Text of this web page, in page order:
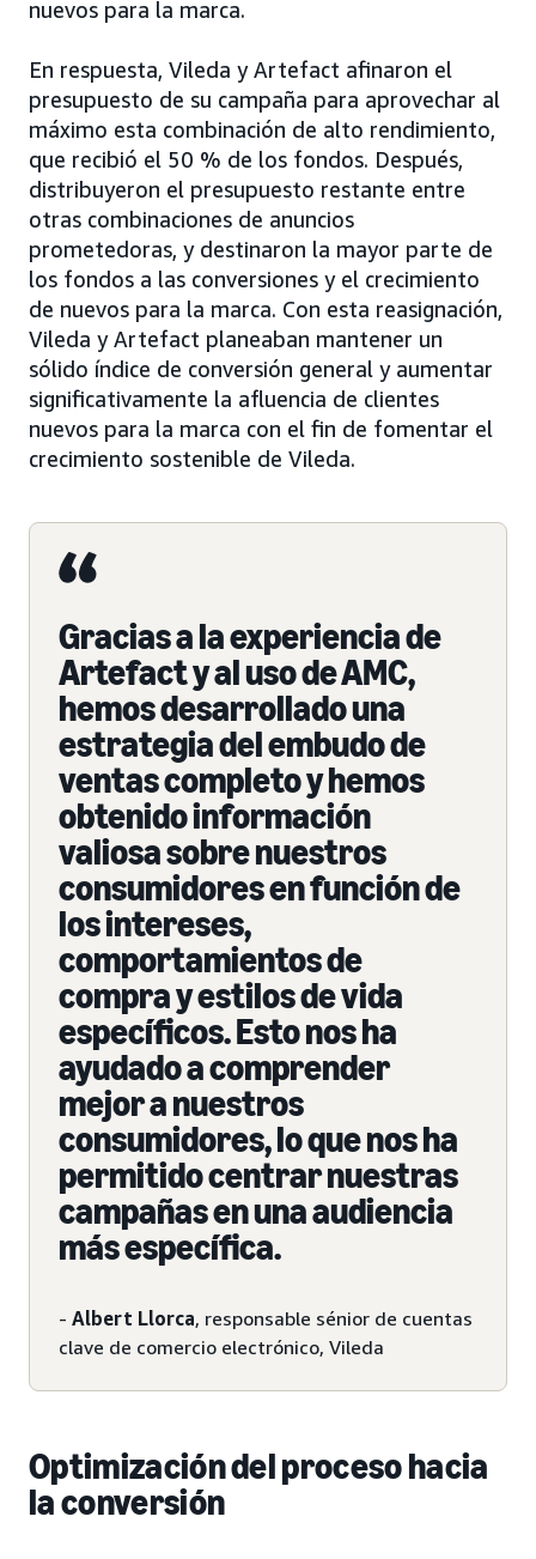
nuevos para la marca.
En respuesta, Vileda y Artefact afinaron el
presupuesto de su campaña para aprovechar al
máximo esta combinación de alto rendimiento,
que recibió el 50 % de los fondos. Después,
distribuyeron el presupuesto restante entre
otras combinaciones de anuncios
prometedoras, y destinaron la mayor parte de
los fondos a las conversiones y el crecimiento
de nuevos para la marca. Con esta reasignación,
Vileda y Artefact planeaban mantener un
sólido índice de conversión general y aumentar
significativamente la afluencia de clientes
nuevos para la marca con el fin de fomentar el
crecimiento sostenible de Vileda.
Gracias a la experiencia de
Artefact y al uso de AMC,
hemos desarrollado una
estrategia del embudo de
ventas completo y hemos
obtenido información
valiosa sobre nuestros
consumidores en función de
los intereses,
comportamientos de
compra y estilos de vida
específicos. Esto nos ha
ayudado a comprender
mejor a nuestros
consumidores, lo que nos ha
permitido centrar nuestras
campañas en una audiencia
más específica.
- Albert Llorca, responsable sénior de cuentas
clave de comercio electrónico, Vileda
Optimización del proceso hacia
la conversión